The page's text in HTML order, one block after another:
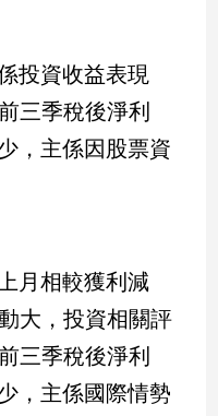
投資收益表現
三季稅後淨利
，主係因股票資
月相較獲利減
大，投資相關評
三季稅後淨利
，主係國際情勢